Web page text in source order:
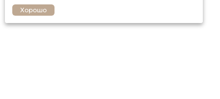
Хорошо